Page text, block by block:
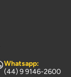
Whatsapp:
(44) 9 9146-2600